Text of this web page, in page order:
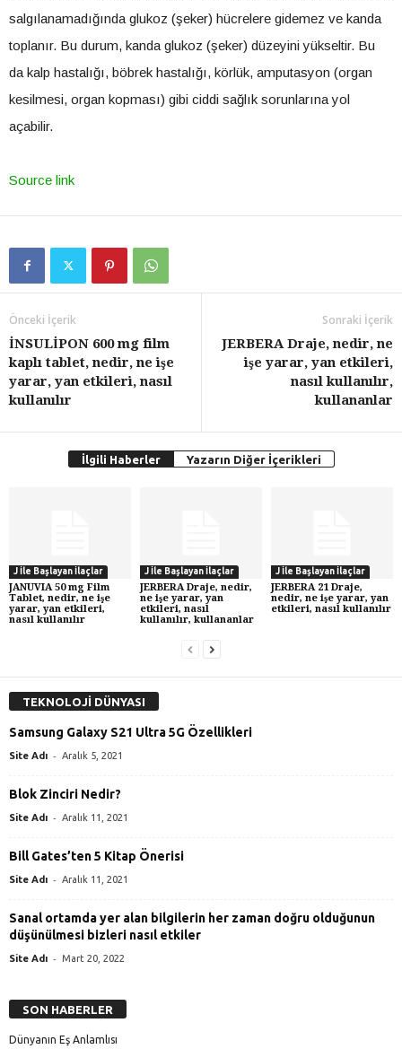
salgılanamadığında glukoz (şeker) hücrelere gidemez ve kanda
toplanır. Bu durum, kanda glukoz (şeker) düzeyini yükseltir. Bu
da kalp hastalığı, böbrek hastalığı, körlük, amputasyon (organ
kesilmesi, organ kopması) gibi ciddi sağlık sorunlarına yol
açabilir.
Source link
Önceki İçerik
İNSULİPON 600 mg film
kaplı tablet, nedir, ne işe
yarar, yan etkileri, nasıl
kullanılır
Sonraki İçerik
JERBERA Draje, nedir, ne
işe yarar, yan etkileri,
nasıl kullanılır,
kullananlar
İlgili Haberler Yazarın Diğer İçerikleri
J İle Başlayan İlaçlar
JANUVIA 50 mg Film
Tablet, nedir, ne işe
yarar, yan etkileri,
nasıl kullanılır
J İle Başlayan İlaçlar
JERBERA Draje, nedir,
ne işe yarar, yan
etkileri, nasıl
kullanılır, kullananlar
J İle Başlayan İlaçlar
JERBERA 21 Draje,
nedir, ne işe yarar, yan
etkileri, nasıl kullanılır
TEKNOLOJİ DÜNYASI
Samsung Galaxy S21 Ultra 5G Özellikleri
Site Adı - Aralık 5, 2021
Blok Zinciri Nedir?
Site Adı - Aralık 11, 2021
Bill Gates’ten 5 Kitap Önerisi
Site Adı - Aralık 11, 2021
Sanal ortamda yer alan bilgilerin her zaman doğru olduğunun
düşünülmesi bizleri nasıl etkiler
Site Adı - Mart 20, 2022
SON HABERLER
Dünyanın Eş Anlamlısı